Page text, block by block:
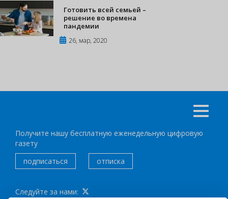
Готовить всей семьей –
решение во времена
пандемии
26, мар, 2020
Получите нашу бесплатную еженедельную цифровую
газету
подписаться
отписка
Следуйте за нами: